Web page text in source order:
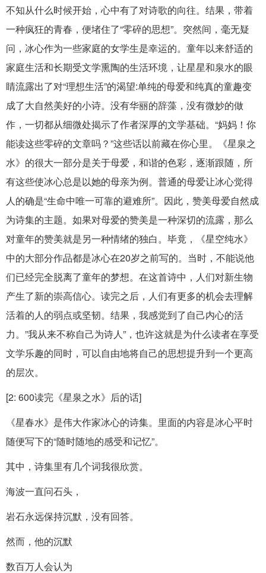
不知从什么时候开始，心中有了对诗歌的向往。结果，带着
一种疯狂的青春，便堵住了“零碎的思想”。突然间，毫无疑
问，冰心作为一些家庭的女学生是幸运的。童年以来舒适的
家庭生活和长期受文学熏陶的生活环境，让星星和泉水的眼
睛流露出了对“理想生活”的渴望:单纯的母爱和纯真的童趣变
成了大自然美好的小诗。没有华丽的辞藻，没有微妙的做
作，一切都从细微处揭示了作者深厚的文学基础。“妈妈！你
能读这些零碎的文章吗？”这些话以前藏在你心里。《星泉之
水》的很大一部分是关于母爱，和谐的色彩，逐渐跟随，所
有这些使冰心总是以她的母亲为例。普通的母爱让冰心觉得
人的确是“生命中唯一可靠的避难所”。因此，赞美母爱自然成
为诗集的主题。如果对母爱的赞美是一种深切的流露，那么
对童年的赞美就是另一种情绪的独白。毕竟，《星空纯水》
中的大部分作品都是冰心在20岁之前写的。当时，不能说他
们已经完全脱离了童年的梦想。在这首诗中，人们对新生物
产生了新的崇高信心。读完之后，人们有更多的机会去理解
活着的人的弱点或坚韧。结果，我感觉到了自己内心的活
力。”我从来不称自己为诗人”，也许这就是为什么读者在享受
文学乐趣的同时，可以自由地将自己的思想提升到一个更高
的层次。
[2: 600读完《星泉之水》后的话]
《星春水》是伟大作家冰心的诗集。里面的内容是冰心平时
随便写下的“随时随地的感受和记忆”。
其中，诗集里有几个词我很欣赏。
海波一直问石头，
岩石永远保持沉默，没有回答。
然而，他的沉默
数百万人会认为